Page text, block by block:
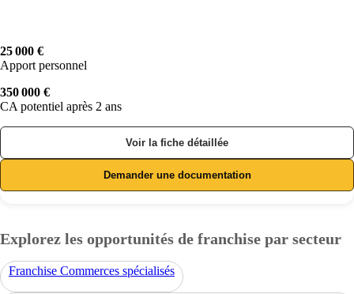
25 000 €
Apport personnel
350 000 €
CA potentiel après 2 ans
Voir la fiche détaillée
Demander une documentation
Explorez les opportunités de franchise par secteur
Franchise Commerces spécialisés